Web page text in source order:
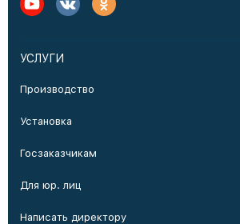
УСЛУГИ
Производство
Установка
Госзаказчикам
Для юр. лиц
Написать директору